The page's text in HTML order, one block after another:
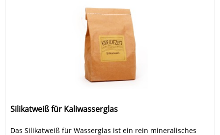
Silikatweiß für Kaliwasserglas
Das Silikatweiß für Wasserglas ist ein rein mineralisches